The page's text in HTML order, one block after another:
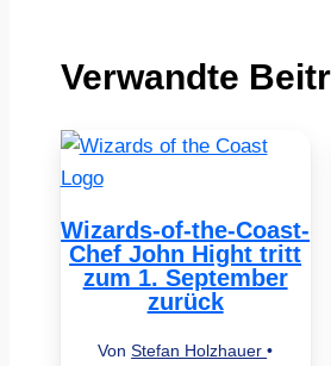
Verwandte
Wizards-of-the-Coast-
Chef John Hight tritt
zum 1. September
zurück
VonStefan Holzhauer•